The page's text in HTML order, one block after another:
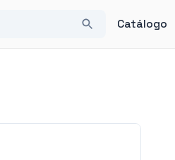
Catálogo